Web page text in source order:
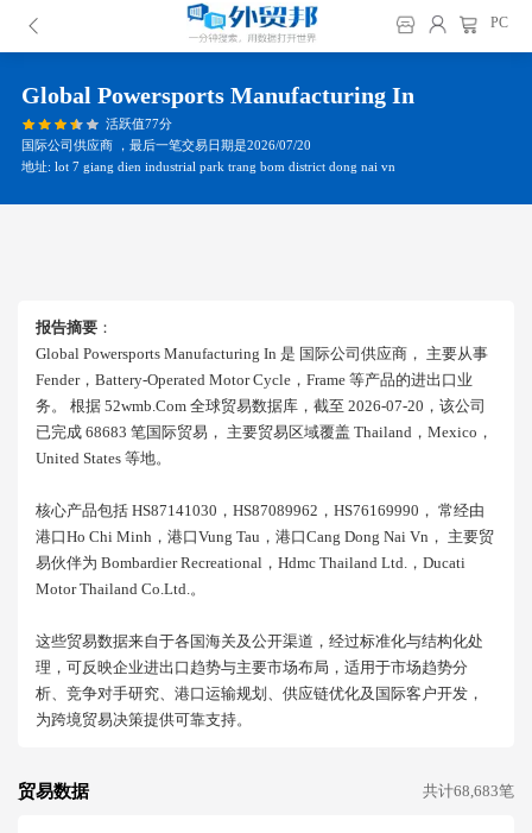
PC
Global Powersports Manufacturing In
活跃值77分
国际公司供应商 ，最后一笔交易日期是2026/07/20
地址: lot 7 giang dien industrial park trang bom district dong nai vn
报告摘要 ：
Global Powersports Manufacturing In 是 国际公司供应商， 主要从事
Fender，battery-Operated Motor Cycle，frame 等产品的进出口业
务。 根据 52wmb.com 全球贸易数据库，截至 2026-07-20，该公司
已完成 68683 笔国际贸易， 主要贸易区域覆盖 Thailand，mexico，
United States 等地。
核心产品包括 HS87141030，HS87089962，HS76169990， 常经由
港口ho Chi Minh，港口vung Tau，港口cang Dong Nai Vn， 主要贸
易伙伴为 Bombardier Recreational，hdmc Thailand Ltd.，ducati
Motor Thailand Co.ltd.。
这些贸易数据来自于各国海关及公开渠道，经过标准化与结构化处
理，可反映企业进出口趋势与主要市场布局，适用于市场趋势分
析、竞争对手研究、港口运输规划、供应链优化及国际客户开发，
为跨境贸易决策提供可靠支持。
贸易数据 共计68,683笔